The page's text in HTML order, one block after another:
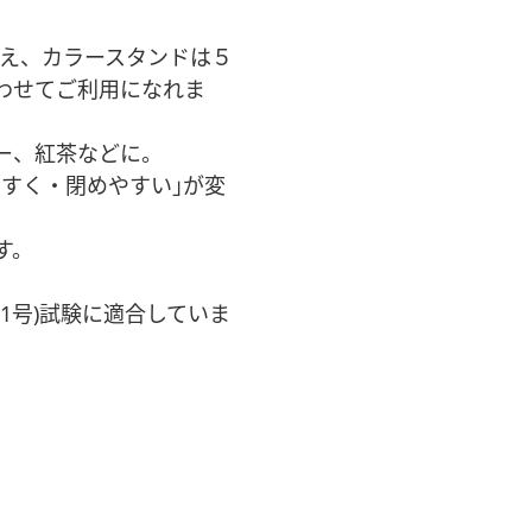
、カラースタンドは５
せてご利用になれま
紅茶などに。
く・閉めやすい｣が変
)試験に適合していま